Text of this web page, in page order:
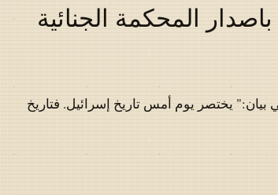
المحكمة الجنائية
يختصر يوم أمس تاريخ إسرائيل. فتاريخ